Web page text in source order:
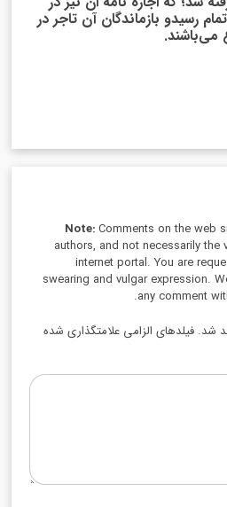
به اتمام رسیدو بازماندگان آن تاجر در
می‌باشند.
Note:Comments on the web
authors, and not necessarily
internet portal. You are
swearing and vulgar expression.
any comment
شد. فیلدهای الزامی علامتگذاری شده